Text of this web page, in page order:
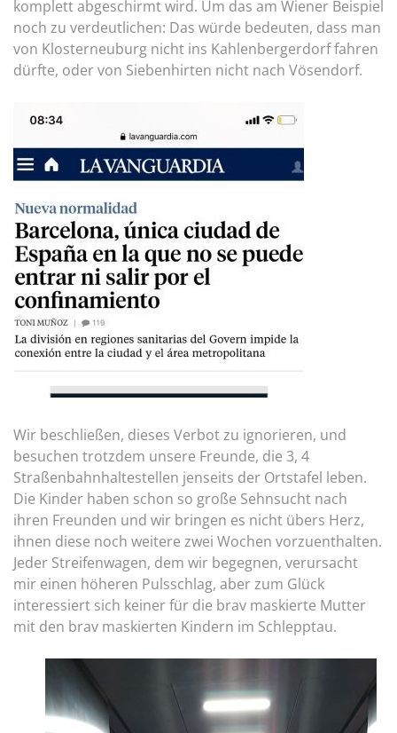
komplett abgeschirmt wird. Um das am Wiener Beispiel
noch zu verdeutlichen: Das würde bedeuten, dass man
von Klosterneuburg nicht ins Kahlenbergerdorf fahren
dürfte, oder von Siebenhirten nicht nach Vösendorf.
Wir beschließen, dieses Verbot zu ignorieren, und
besuchen trotzdem unsere Freunde, die 3, 4
Straßenbahnhaltestellen jenseits der Ortstafel leben.
Die Kinder haben schon so große Sehnsucht nach
ihren Freunden und wir bringen es nicht übers Herz,
ihnen diese noch weitere zwei Wochen vorzuenthalten.
Jeder Streifenwagen, dem wir begegnen, verursacht
mir einen höheren Pulsschlag, aber zum Glück
interessiert sich keiner für die brav maskierte Mutter
mit den brav maskierten Kindern im Schlepptau.